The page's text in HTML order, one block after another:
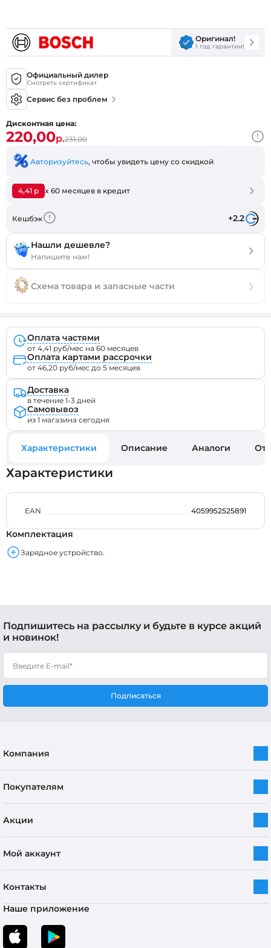
Оригинал!
1 год гарантии!
Официальный дилер
Смотреть сертификат
Сервис без проблем
Дисконтная цена:
220,00р.231,00
Авторизуйтесь, чтобы увидеть цену со скидкой
4,41 р x 60 месяцев в кредит
Кешбэк +2.2
Нашли дешевле?
Напишите нам!
Схема товара и запасные части
Характеристики Описание Аналоги
Характеристики
EAN 4059952525891
Комплектация
Зарядное устройство.
Оплата частями
от 4,41 руб/мес на 60 месяцев
Оплата картами рассрочки
от 46,20 руб/мес до 5 месяцев
Доставка
в течение 1-3 дней
Самовывоз
из 1 магазина сегодня
Подпишитесь на рассылку и будьте в курсе акций
и новинок!
Подписаться
Компания
Покупателям
Акции
Мой аккаунт
Контакты
Наше приложение